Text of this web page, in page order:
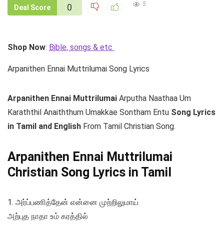
Deal Score 0 5
Shop Now: Bible, songs & etc
Arpanithen Ennai Muttrilumai Song Lyrics
Arpanithen Ennai Muttrilumai Arputha Naathaa Um
Karaththil Anaiththum Umakkae Sontham Entu Song Lyrics
in Tamil and English From Tamil Christian Song.
Arpanithen Ennai Muttrilumai
Christian Song Lyrics in Tamil
1. அர்ப்பணித்தேன் என்னை முற்றிலுமாய்
அற்புத நாதா உம் கரத்தில்